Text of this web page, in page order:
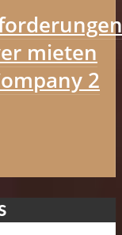
mieten
2